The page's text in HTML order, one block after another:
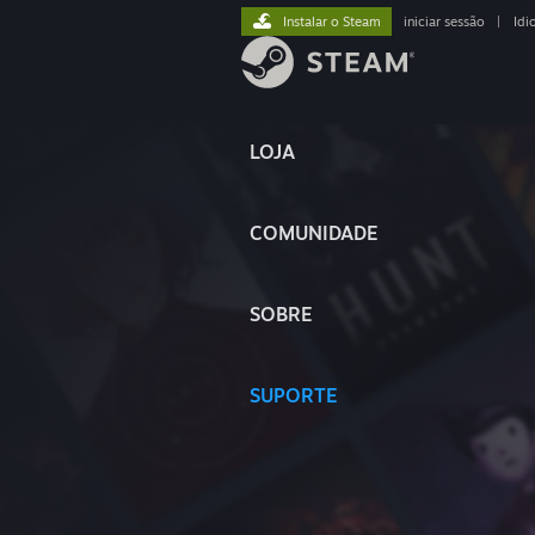
LOJA
COMUNIDADE
SOBRE
SUPORTE
Instalar o Steam iniciar sessão